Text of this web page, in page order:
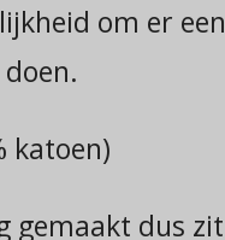
om er een
katoen)
gemaakt dus zit